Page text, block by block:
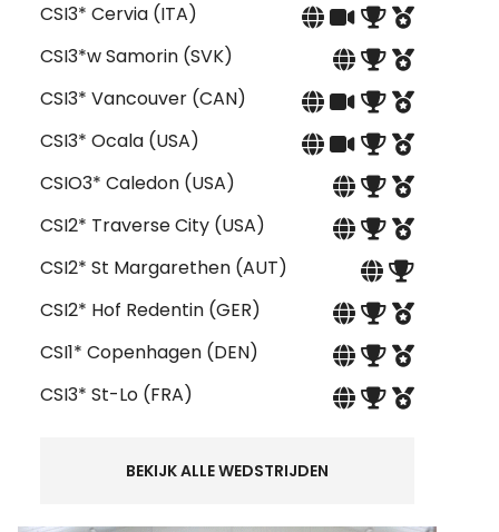
CSI3* Cervia (ITA)
CSI3*w Samorin (SVK)
CSI3* Vancouver (CAN)
CSI3* Ocala (USA)
CSIO3* Caledon (USA)
CSI2* Traverse City (USA)
CSI2* St Margarethen (AUT)
CSI2* Hof Redentin (GER)
CSI1* Copenhagen (DEN)
CSI3* St-Lo (FRA)
BEKIJK ALLE WEDSTRIJDEN